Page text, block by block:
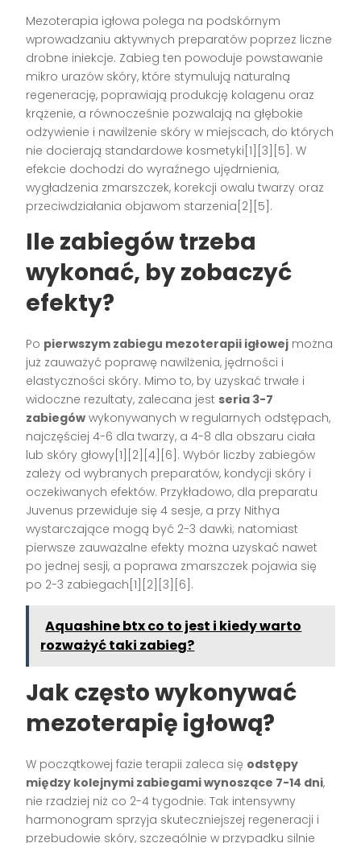
Mezoterapia igłowa polega na podskórnym
wprowadzaniu aktywnych preparatów poprzez liczne
drobne iniekcje. Zabieg ten powoduje powstawanie
mikro urazów skóry, które stymulują naturalną
regenerację, poprawiają produkcję kolagenu oraz
krążenie, a równocześnie pozwalają na głębokie
odżywienie i nawilżenie skóry w miejscach, do których
nie docierają standardowe kosmetyki[1][3][5]. W
efekcie dochodzi do wyraźnego ujędrnienia,
wygładzenia zmarszczek, korekcji owalu twarzy oraz
przeciwdziałania objawom starzenia[2][5].
Ile zabiegów trzeba
wykonać, by zobaczyć
efekty?
Po pierwszym zabiegu mezoterapii igłowej można
już zauważyć poprawę nawilżenia, jędrności i
elastyczności skóry. Mimo to, by uzyskać trwałe i
widoczne rezultaty, zalecana jest seria 3-7
zabiegów wykonywanych w regularnych odstępach,
najczęściej 4-6 dla twarzy, a 4-8 dla obszaru ciała
lub skóry głowy[1][2][4][6]. Wybór liczby zabiegów
zależy od wybranych preparatów, kondycji skóry i
oczekiwanych efektów. Przykładowo, dla preparatu
Juvenus przewiduje się 4 sesje, a przy Nithya
wystarczające mogą być 2-3 dawki; natomiast
pierwsze zauważalne efekty można uzyskać nawet
po jednej sesji, a poprawa zmarszczek pojawia się
po 2-3 zabiegach[1][2][3][6].
Aquashine btx co to jest i kiedy warto
rozważyć taki zabieg?
Jak często wykonywać
mezoterapię igłową?
W początkowej fazie terapii zaleca się odstępy
między kolejnymi zabiegami wynoszące 7-14 dni,
nie rzadziej niż co 2-4 tygodnie. Tak intensywny
harmonogram sprzyja skuteczniejszej regeneracji i
przebudowie skóry, szczególnie w przypadku silnie